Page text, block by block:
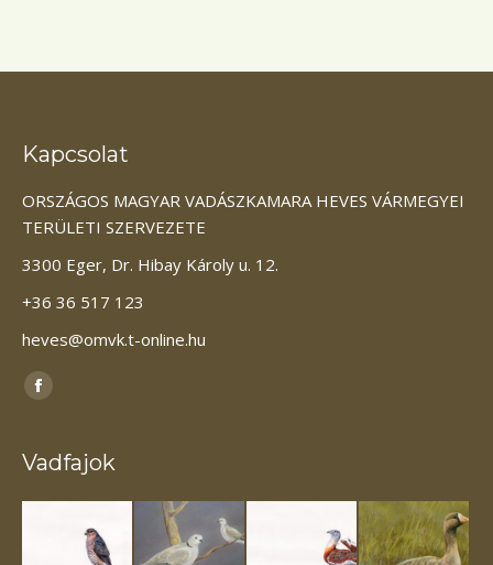
Kapcsolat
ORSZÁGOS MAGYAR VADÁSZKAMARA HEVES VÁRMEGYEI
TERÜLETI SZERVEZETE
3300 Eger, Dr. Hibay Károly u. 12.
+36 36 517 123
heves@omvk.t-online.hu
Itt vagyunk elérhetőek:
Facebook
opens
window
Vadfajok